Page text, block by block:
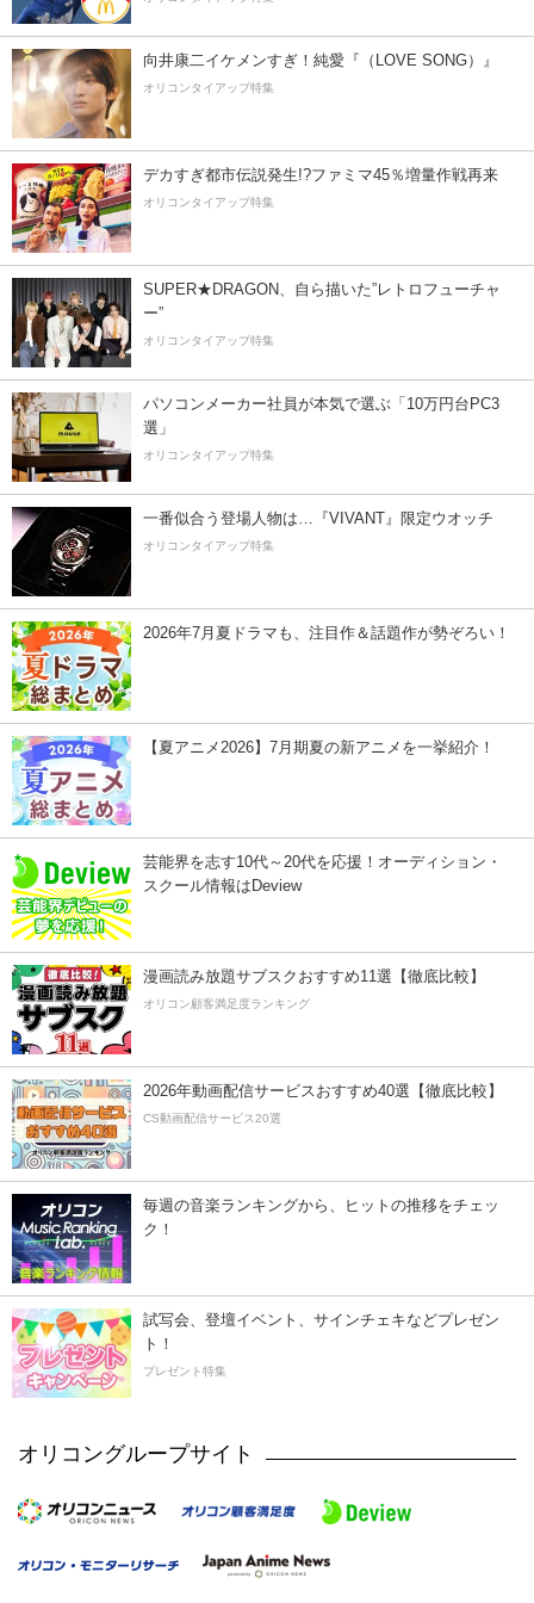
向井康二イケメンすぎ！純愛『（LOVE SONG）』
オリコンタイアップ特集
デカすぎ都市伝説発生!?ファミマ45％増量作戦再来
オリコンタイアップ特集
SUPER★DRAGON、自ら描いた”レトロフューチャ
ー”
オリコンタイアップ特集
パソコンメーカー社員が本気で選ぶ「10万円台PC3
選」
オリコンタイアップ特集
一番似合う登場人物は…『VIVANT』限定ウオッチ
オリコンタイアップ特集
2026年7月夏ドラマも、注目作＆話題作が勢ぞろい！
【夏アニメ2026】7月期夏の新アニメを一挙紹介！
芸能界を志す10代～20代を応援！オーディション・
スクール情報はDeview
漫画読み放題サブスクおすすめ11選【徹底比較】
オリコン顧客満足度ランキング
2026年動画配信サービスおすすめ40選【徹底比較】
CS動画配信サービス20選
毎週の音楽ランキングから、ヒットの推移をチェッ
ク！
試写会、登壇イベント、サインチェキなどプレゼン
ト！
プレゼント特集
オリコングループサイト